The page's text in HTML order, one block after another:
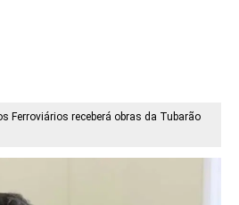
Ferroviários receberá obras da Tubarão